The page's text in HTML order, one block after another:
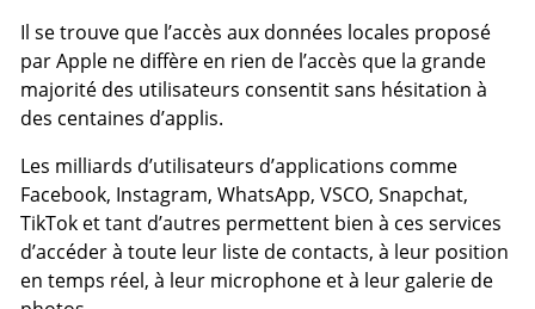
Il se trouve que l’accès aux données locales proposé
par Apple ne diffère en rien de l’accès que la grande
majorité des utilisateurs consentit sans hésitation à
des centaines d’applis.
Les milliards d’utilisateurs d’applications comme
Facebook, Instagram, WhatsApp, VSCO, Snapchat,
TikTok et tant d’autres permettent bien à ces services
d’accéder à toute leur liste de contacts, à leur position
en temps réel, à leur microphone et à leur galerie de